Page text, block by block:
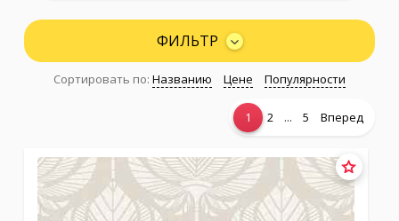
Избранное:0 товаров
Каталог
Личный кабинет
ФИЛЬТР
Сортировать по: Названию Цене Популярности
1 2 ... 5 Вперед